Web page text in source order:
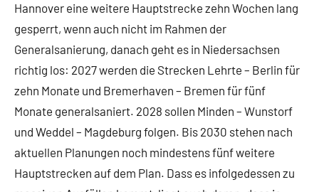
Hannover eine weitere Hauptstrecke zehn Wochen lang
gesperrt, wenn auch nicht im Rahmen der
Generalsanierung, danach geht es in Niedersachsen
richtig los: 2027 werden die Strecken Lehrte – Berlin für
zehn Monate und Bremerhaven – Bremen für fünf
Monate generalsaniert. 2028 sollen Minden – Wunstorf
und Weddel – Magdeburg folgen. Bis 2030 stehen nach
aktuellen Planungen noch mindestens fünf weitere
Hauptstrecken auf dem Plan. Dass es infolgedessen zu